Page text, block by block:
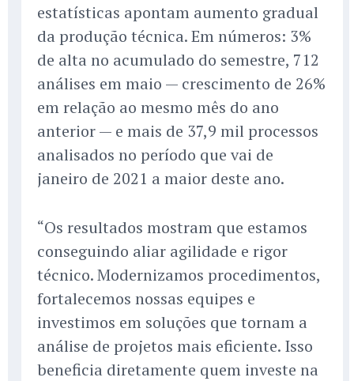
estatísticas apontam aumento gradual
da produção técnica. Em números: 3%
de alta no acumulado do semestre, 712
análises em maio — crescimento de 26%
em relação ao mesmo mês do ano
anterior — e mais de 37,9 mil processos
analisados no período que vai de
janeiro de 2021 a maior deste ano.
“Os resultados mostram que estamos
conseguindo aliar agilidade e rigor
técnico. Modernizamos procedimentos,
fortalecemos nossas equipes e
investimos em soluções que tornam a
análise de projetos mais eficiente. Isso
beneficia diretamente quem investe na